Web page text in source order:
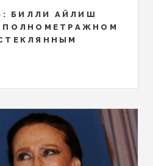
БИЛЛИ АЙЛИШ
ПОЛНОМЕТРАЖНОМ